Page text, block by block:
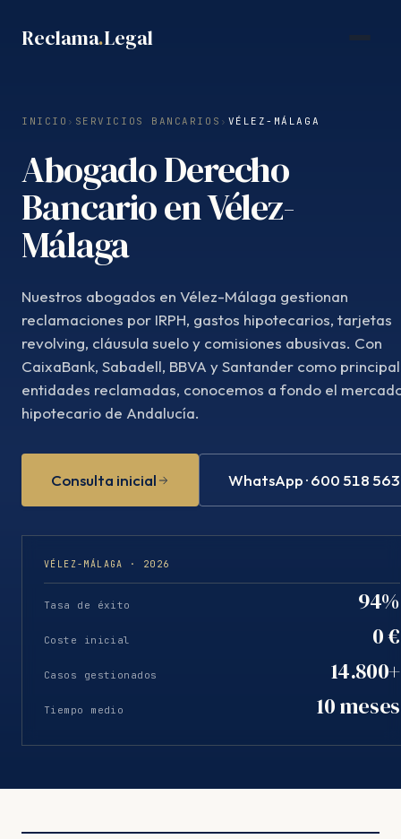
Reclama.Legal
INICIO › SERVICIOS BANCARIOS › VÉLEZ-MÁLAGA
Abogado Derecho
Bancario en Vélez-
Málaga
Nuestros abogados en Vélez-Málaga gestionan
reclamaciones por IRPH, gastos hipotecarios, tarjetas
revolving, cláusula suelo y comisiones abusivas. Con
CaixaBank, Sabadell, BBVA y Santander como
entidades reclamadas, conocemos a fondo el
hipotecario de Andalucía.
Consulta inicial WhatsApp · 600 518 563
VÉLEZ-MÁLAGA · 2026
Tasa de éxito 94%
Coste inicial 0 €
Casos gestionados 14.800+
Tiempo medio 10 meses